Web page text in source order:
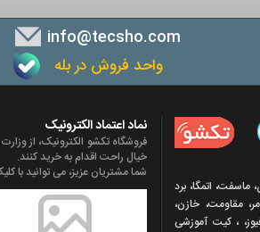
info@tecsho.com
واحد فروش در بله
اتمگا، برد
مقاومت، خازن،
، کیت آموزشی
نماد اعتماد الکترونیک
فروشگاه تکشو الکترونیک، از
خیال راحت اقدام به خرید کنند.
شما مشتریان عزیز، می توانید با